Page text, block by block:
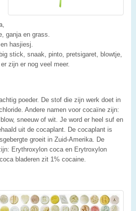
ganja en grass.
hasjiesj.
stick, snaak, pinto, pretsigaret, blowtje,
zijn er nog veel meer.
poeder. De stof die zijn werk doet in
Andere namen voor cocaïne zijn:
sneeuw of wit. Je word er heel suf en
uit de cocaplant. De cocaplant is
groeit in Zuid-Amerika. De
Erythroxylon coca en Erytroxylon
bladeren zit 1% cocaine.